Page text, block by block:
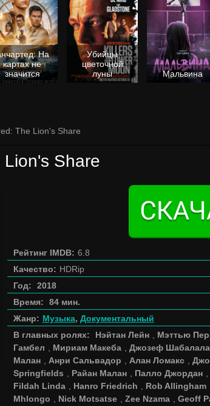
На
картах не
значится
Убийцы
цветочной
луны
Мальвина
The Lion's Share
Share
Рейтинг IMDB: 6.8
Качество: HDRip
Год:
2018
Время:
84 мин.
Жанр: Музыка, Документальный
В главных ролях:
Нэйтан Лейн Мэттью
Гамбел
Мириам Макеба Джозеф Шабалала
Малан
Анри Сальвадор Алан Ломакс
Springfields
Райан Малан Палло Джордан
Fildah Linda
Hanro Friedrich Rob Allingham
Mhlongo
Nick Motsatse Zee Nzama Geoff